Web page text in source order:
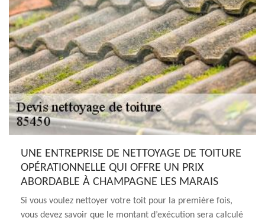
UNE ENTREPRISE DE NETTOYAGE DE TOITURE
OPÉRATIONNELLE QUI OFFRE UN PRIX
ABORDABLE À CHAMPAGNE LES MARAIS
Si vous voulez nettoyer votre toit pour la première fois,
vous devez savoir que le montant d’exécution sera calculé